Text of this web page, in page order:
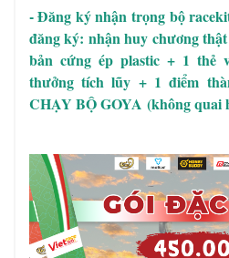
- Đăng ký nhận trọng bộ
đăng ký: nhận huy chương
bản cứng ép plastic + 1 thẻ
thưởng tích lũy + 1 điểm
CHẠY BỘ GOYA (không quai